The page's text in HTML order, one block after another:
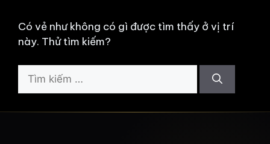
Có vẻ như không có gì được tìm thấy ở vị trí
này. Thử tìm kiếm?
Tìm
kiếm